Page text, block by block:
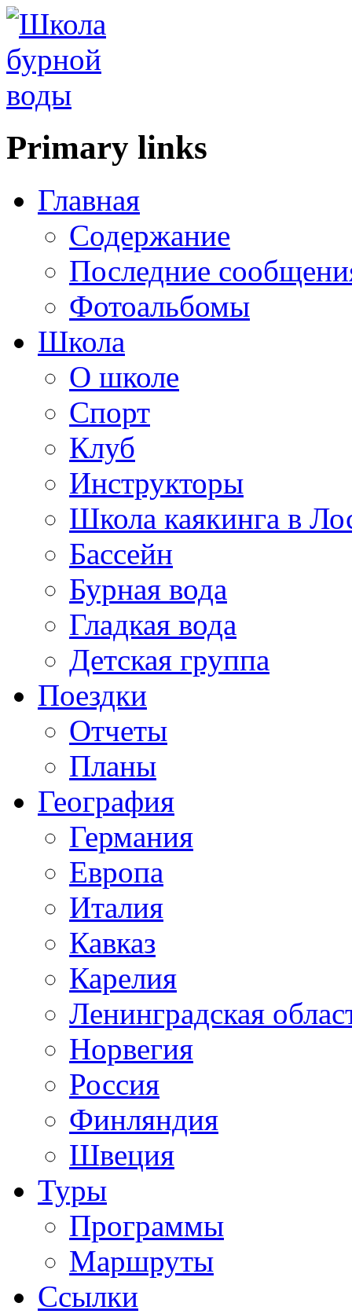
Primary links
Главная
Содержание
Последние
Фотоальбомы
Школа
О школе
Спорт
Клуб
Инструкторы
Школа каякинга в
Бассейн
Бурная вода
Гладкая вода
Детская группа
Поездки
Отчеты
Планы
География
Германия
Европа
Италия
Кавказ
Карелия
Ленинградская
Норвегия
Россия
Финляндия
Швеция
Туры
Программы
Маршруты
Ссылки